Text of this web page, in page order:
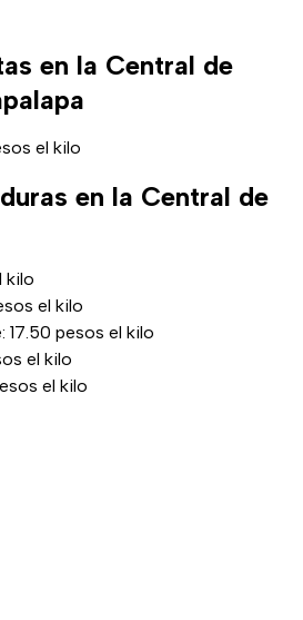
en la Central de
el kilo
en la Central de
kilo
el kilo
pesos el kilo
el kilo
el kilo